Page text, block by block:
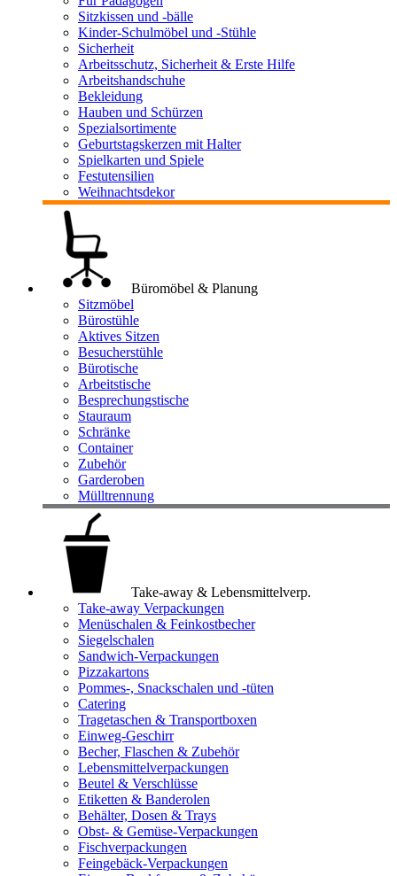
Sitzkissen und -bälle
Kinder-Schulmöbel und -Stühle
Sicherheit
Arbeitsschutz, Sicherheit & Erste Hilfe
Arbeitshandschuhe
Bekleidung
Hauben und Schürzen
Spezialsortimente
Geburtstagskerzen mit Halter
Spielkarten und Spiele
Festutensilien
Weihnachtsdekor
Büromöbel & Planung
Sitzmöbel
Bürostühle
Aktives Sitzen
Besucherstühle
Bürotische
Arbeitstische
Besprechungstische
Stauraum
Schränke
Container
Zubehör
Garderoben
Mülltrennung
Take-away & Lebensmittelverp.
Take-away Verpackungen
Menüschalen & Feinkostbecher
Siegelschalen
Sandwich-Verpackungen
Pizzakartons
Pommes-, Snackschalen und -tüten
Catering
Tragetaschen & Transportboxen
Einweg-Geschirr
Becher, Flaschen & Zubehör
Lebensmittelverpackungen
Beutel & Verschlüsse
Etiketten & Banderolen
Behälter, Dosen & Trays
Obst- & Gemüse-Verpackungen
Fischverpackungen
Feingebäck-Verpackungen